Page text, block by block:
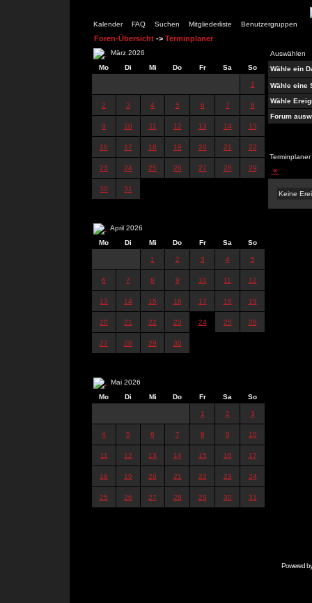
Kalender FAQ Suchen Mitgliederliste Benutzergruppen
Foren-Übersicht -> Terminplaner
März 2026
Mo
Di Mi Do Fr Sa So
1
2 3 4 5 6 7 8
9 10 11 12 13 14 15
16 17 18 19 20 21 22
23 24 25 26 27 28 29
30 31
April 2026
Mo
Di Mi Do Fr Sa So
1 2 3 4 5
6 7 8 9 10 11 12
13 14 15 16 17 18 19
20 21 22 23 24 25 26
27 28 29 30
Mai 2026
Mo
Di Mi Do Fr Sa So
1 2 3
4 5 6 7 8 9 10
11 12 13 14 15 16 17
18 19 20 21 22 23 24
25 26 27 28 29 30 31
Auswählen
Wähle ein
Wähle eine
Wähle
Forum
Terminplaner
«
Keine
Powered